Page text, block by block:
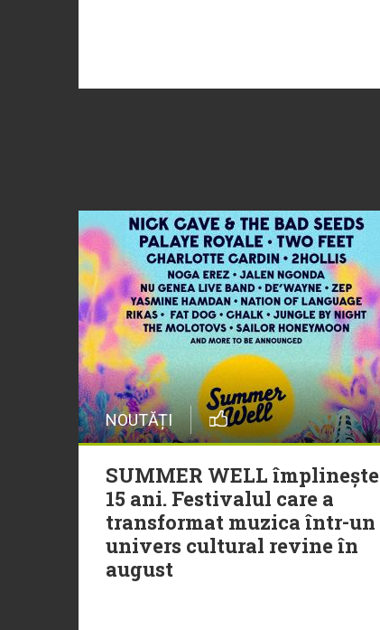
NOUTĂȚI
SUMMER WELL împlinește
15 ani. Festivalul care a
transformat muzica într-un
univers cultural revine în
august